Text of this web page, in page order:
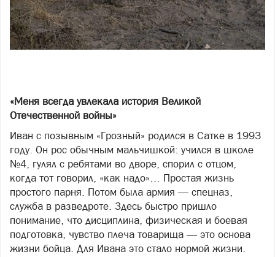
«Меня всегда увлекала история Великой
Отечественной войны»
Иван с позывным «Грозный» родился в Сатке в 1993
году. Он рос обычным мальчишкой: учился в школе
№4, гулял с ребятами во дворе, спорил с отцом,
когда тот говорил, «как надо»… Простая жизнь
простого парня. Потом была армия — спецназ,
служба в разведроте. Здесь быстро пришло
понимание, что дисциплина, физическая и боевая
подготовка, чувство плеча товарища — это основа
жизни бойца. Для Ивана это стало нормой жизни.